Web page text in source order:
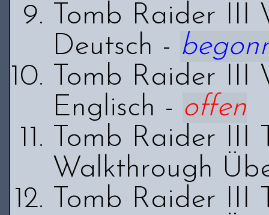
Tomb Raider III
Deutsch -
Tomb Raider III
Englisch - offen
Tomb Raider III
Walkthrough
Tomb Raider III